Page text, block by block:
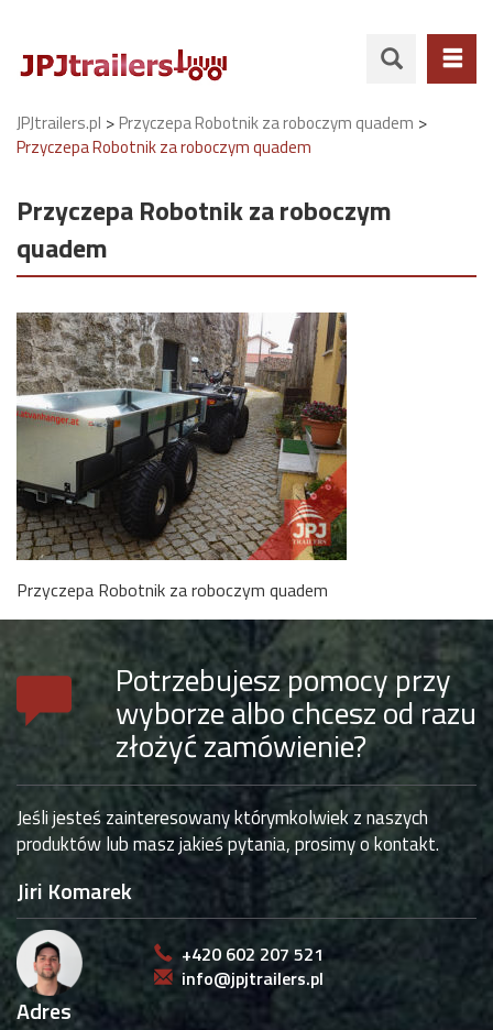
JPJtrailers.pl >Przyczepa Robotnik za roboczym quadem >
Przyczepa Robotnik za roboczym quadem
Przyczepa Robotnik za roboczym
quadem
Przyczepa Robotnik za roboczym quadem
Potrzebujesz pomocy przy
wyborze albo chcesz od razu
złożyć zamówienie?
Jeśli jesteś zainteresowany którymkolwiek z naszych
produktów lub masz jakieś pytania, prosimy o kontakt.
Jiri Komarek
+420 602 207 521
info@jpjtrailers.pl
Adres